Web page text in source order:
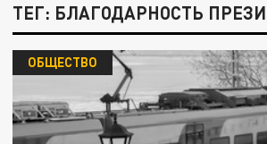
ТЕГ: БЛАГОДАРНОСТЬ
ОБЩЕСТВО